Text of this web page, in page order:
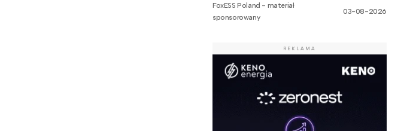
FoxESS Poland - materiał
sponsorowany
03-08-2026
REKLAMA